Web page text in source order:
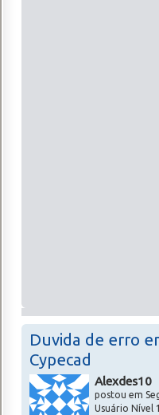
Duvida de erro
Cypecad
Alexdes10
postou em
Usuário Nível